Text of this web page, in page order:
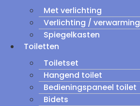
Met verlichting
Verlichting / verwarming
Spiegelkasten
Toiletten
Toiletset
Hangend toilet
Bedieningspaneel toilet
Bidets